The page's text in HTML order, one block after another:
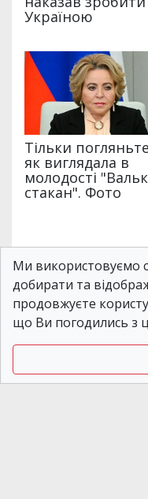
Категории:
Метки:
Графики
Поделиться:
ЧИТАЙТЕ
Ми використовуємо
добирати та
продовжуєте
що Ви погодились з